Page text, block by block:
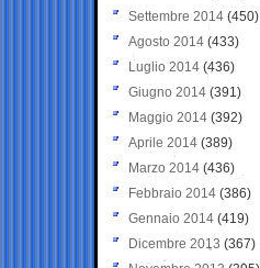
Settembre 2014 (450)
Agosto 2014 (433)
Luglio 2014 (436)
Giugno 2014 (391)
Maggio 2014 (392)
Aprile 2014 (389)
Marzo 2014 (436)
Febbraio 2014 (386)
Gennaio 2014 (419)
Dicembre 2013 (367)